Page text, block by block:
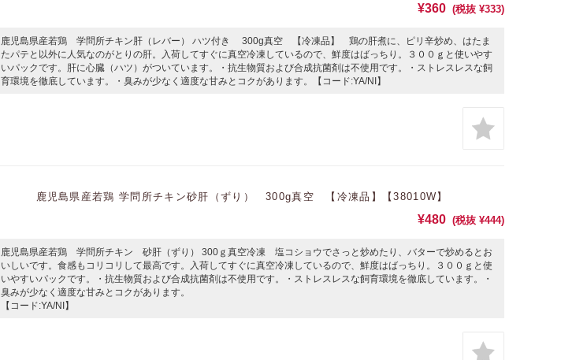
¥360 (税抜 ¥333)
鹿児島県産若鶏 学問所チキン肝（レバー） ハツ付き 300g真空 【冷凍品】 鶏の肝煮に、ピリ辛炒め、はたま
たパテと以外に人気なのがとりの肝。入荷してすぐに真空冷凍しているので、鮮度はばっちり。３００ｇと使いやす
いパックです。肝に心臓（ハツ）がついています。・抗生物質および合成抗菌剤は不使用です。・ストレスレスな飼
育環境を徹底しています。・臭みが少なく適度な甘みとコクがあります。【コード:YA/NI】
鹿児島県産若鶏 学問所チキン砂肝（ずり） 300g真空 【冷凍品】【38010W】
¥480 (税抜 ¥444)
鹿児島県産若鶏 学問所チキン 砂肝（ずり） 300ｇ真空冷凍 塩コショウでさっと炒めたり、バターで炒めるとお
いしいです。食感もコリコリして最高です。入荷してすぐに真空冷凍しているので、鮮度はばっちり。３００ｇと使
いやすいパックです。・抗生物質および合成抗菌剤は不使用です。・ストレスレスな飼育環境を徹底しています。・
臭みが少なく適度な甘みとコクがあります。
【コード:YA/NI】